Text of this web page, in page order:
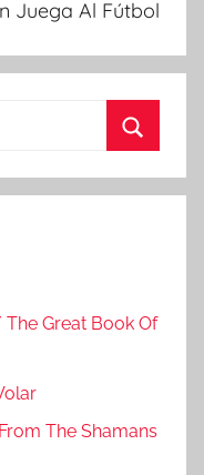
Juega Al Fútbol
Great Book Of
The Shamans